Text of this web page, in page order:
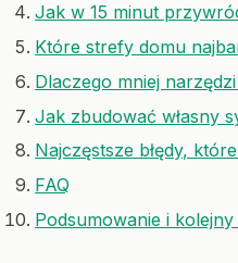
Jak w 15 minut
Które strefy domu
Dlaczego mniej
Jak zbudować własny
Najczęstsze błędy,
FAQ
Podsumowanie i